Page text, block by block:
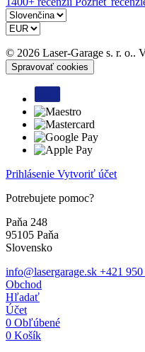
© 2026 Laser-Garage s. r. o..
Spravovať cookies
Prihlásenie Vytvoriť účet
Potrebujete pomoc?
Paňa 248
95105 Paňa
Slovensko
info@lasergarage.sk +421
Obchod
Hľadať
Účet
0 Obľúbené
0 Košík